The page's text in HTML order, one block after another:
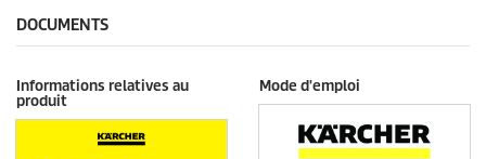
5
a
i
s
DOCUMENTS
Informations relatives au
produit
Mode d'emploi